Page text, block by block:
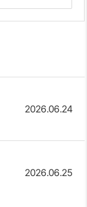
2026.06.24
2026.06.25